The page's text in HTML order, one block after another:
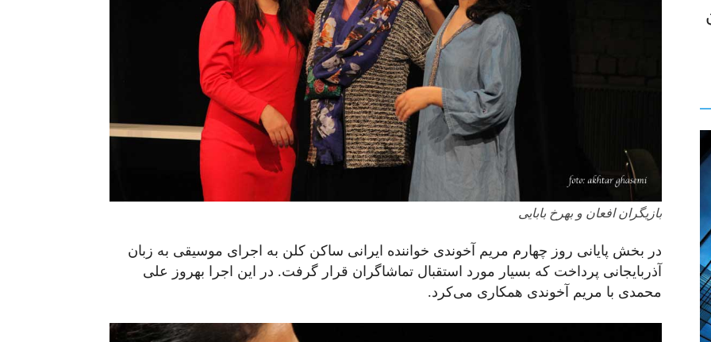
بازیگران افعان و بهرخ بابایی
در بخش پایانی روز چهارم مریم آخوندی خواننده ایرانی ساکن کلن به اجرای موسیقی به زبان
آذربایجانی پرداخت که بسیار مورد استقبال تماشاگران قرار گرفت. در این اجرا بهروز علی
محمدی با مریم آخوندی همکاری می‌کرد.